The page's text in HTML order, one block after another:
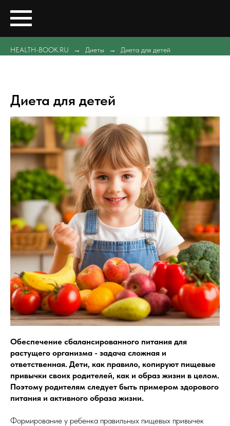
HEALTH-BOOK.RU Диеты Диета для детей
Диета для детей
Обеспечение сбалансированного питания для
растущего организма - задача сложная и
ответственная. Дети, как правило, копируют пищевые
привычки своих родителей, как и образ жизни в целом.
Поэтому родителям следует быть примером здорового
питания и активного образа жизни.
Формирование у ребенка правильных пищевых привычек